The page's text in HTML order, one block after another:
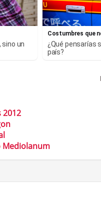
sino un
Costumbres que
¿Qué pensarías
país?
2012
Mediolanum